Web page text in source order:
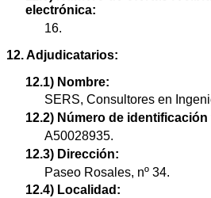
electrónica:
16.
12. Adjudicatarios:
12.1) Nombre:
SERS, Consultores en
12.2) Número de identificación
A50028935.
12.3) Dirección:
Paseo Rosales, nº 34.
12.4) Localidad: